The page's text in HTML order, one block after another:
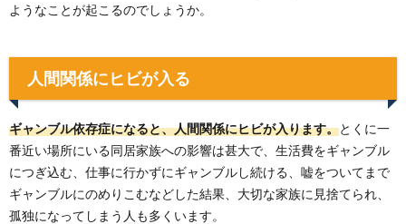
ようなことが起こるのでしょうか。
人間関係にヒビが入る
ギャンブル依存症になると、人間関係にヒビが入ります。とくに一
番近い場所にいる同居家族への影響は甚大で、生活費をギャンブル
につぎ込む、仕事に行かずにギャンブルし続ける、嘘をついてまで
ギャンブルにのめりこむなどした結果、大切な家族に見捨てられ、
孤独になってしまう人も多くいます。